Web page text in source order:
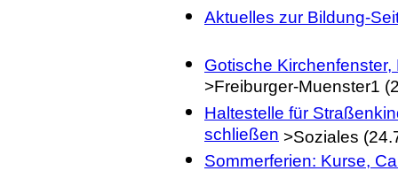
Aktuelles zur Bildung-
Gotische
>Freiburger-Muenster1
Haltestelle für
schließen >Soziales
Sommerferien: Kurse,